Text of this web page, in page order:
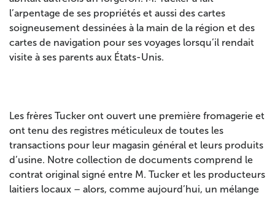
l’arpentage de ses propriétés et aussi des cartes
soigneusement dessinées à la main de la région et des
cartes de navigation pour ses voyages lorsqu’il rendait
visite à ses parents aux États-Unis.
Les frères Tucker ont ouvert une première fromagerie et
ont tenu des registres méticuleux de toutes les
transactions pour leur magasin général et leurs produits
d’usine. Notre collection de documents comprend le
contrat original signé entre M. Tucker et les producteurs
laitiers locaux – alors, comme aujourd’hui, un mélange